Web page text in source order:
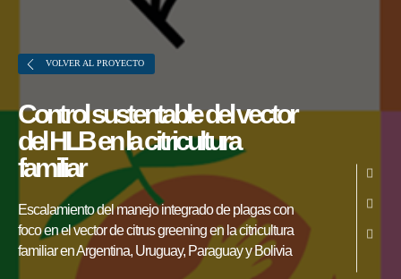
Sobre FONTAGRO
FONTAGRO es un mecanismo de
cooperación único que fomenta la
inversión en innovación en el sector
agroalimentario de América Latina y El
VOLVER AL PROYECTO
Control sustentable del vector
del HLB en la citricultura
familiar
Escalamiento del manejo integrado de plagas con
foco en el vector de citrus greening en la citricultura
familiar en Argentina, Uruguay, Paraguay y Bolivia